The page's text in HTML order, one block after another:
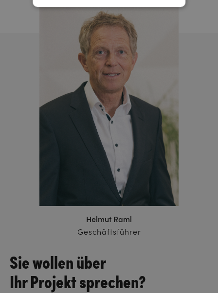
Sie wollen über
Ihr Projekt sprechen?
Helmut Raml
Geschäftsführer